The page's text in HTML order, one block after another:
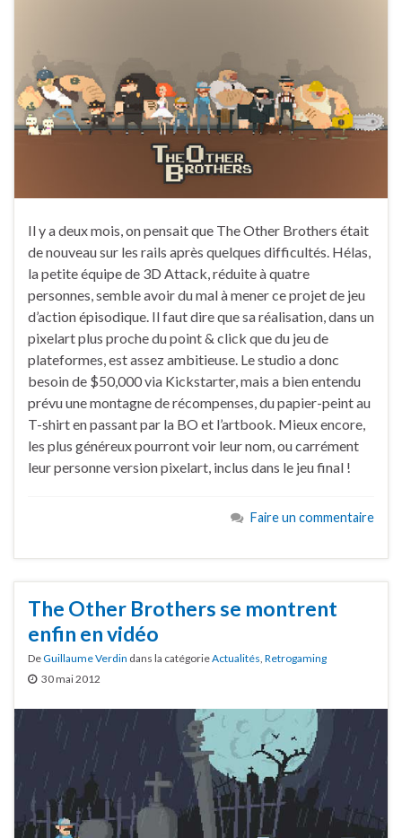
Il y a deux mois, on pensait que The Other Brothers était
de nouveau sur les rails après quelques difficultés. Hélas,
la petite équipe de 3D Attack, réduite à quatre
personnes, semble avoir du mal à mener ce projet de jeu
d’action épisodique. Il faut dire que sa réalisation, dans un
pixelart plus proche du point & click que du jeu de
plateformes, est assez ambitieuse. Le studio a donc
besoin de $50,000 via Kickstarter, mais a bien entendu
prévu une montagne de récompenses, du papier-peint au
T-shirt en passant par la BO et l’artbook. Mieux encore,
les plus généreux pourront voir leur nom, ou carrément
leur personne version pixelart, inclus dans le jeu final !
Faire un commentaire
The Other Brothers se montrent
enfin en vidéo
DeGuillaume Verdin dans la catégorieActualités Retrogaming
30 mai 2012